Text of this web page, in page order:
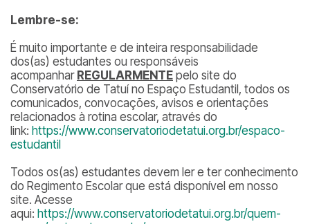
Lembre-se:
É muito importante e de inteira responsabilidade
dos(as) estudantes ou responsáveis
acompanhar REGULARMENTE pelo site do
Conservatório de Tatuí no Espaço Estudantil, todos os
comunicados, convocações, avisos e orientações
relacionados à rotina escolar, através do
link: https://www.conservatoriodetatui.org.br/espaco-
estudantil
Todos os(as) estudantes devem ler e ter conhecimento
do Regimento Escolar que está disponível em nosso
site. Acesse
aqui: https://www.conservatoriodetatui.org.br/quem-